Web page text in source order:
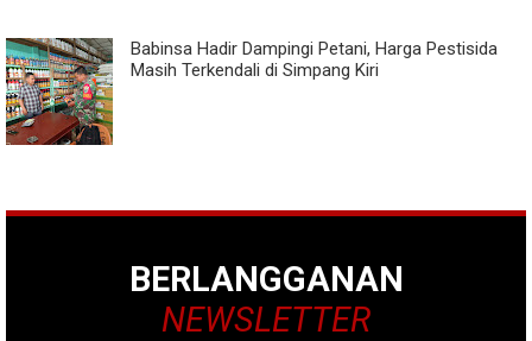
Babinsa Hadir Dampingi Petani, Harga Pestisida
Masih Terkendali di Simpang Kiri
BERLANGGANAN
NEWSLETTER